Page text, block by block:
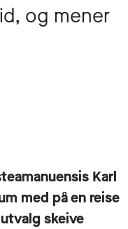
og mener
Karl
med på en reise
skeive